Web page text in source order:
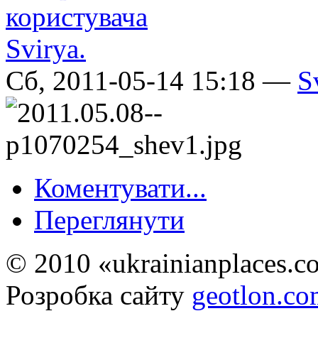
Сб, 2011-05-14 15:18 —
Коментувати...
Переглянути
© 2010
Розробка сайту